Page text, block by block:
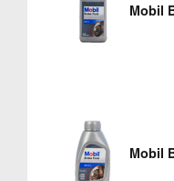
Mobil
Mobil